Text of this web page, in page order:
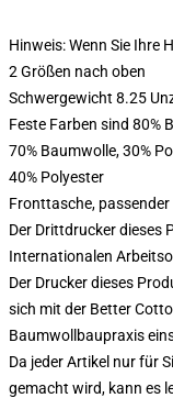
Hinweis: Wenn Sie Ihre
2 Größen nach oben
Schwergewicht 8.25
Feste Farben sind 80%
70% Baumwolle, 30%
40% Polyester
Fronttasche,
Der Drittdrucker dieses
Internationalen
Der Drucker dieses
sich mit der Better
Baumwollbaupraxis
Da jeder Artikel nur für
gemacht wird, kann es